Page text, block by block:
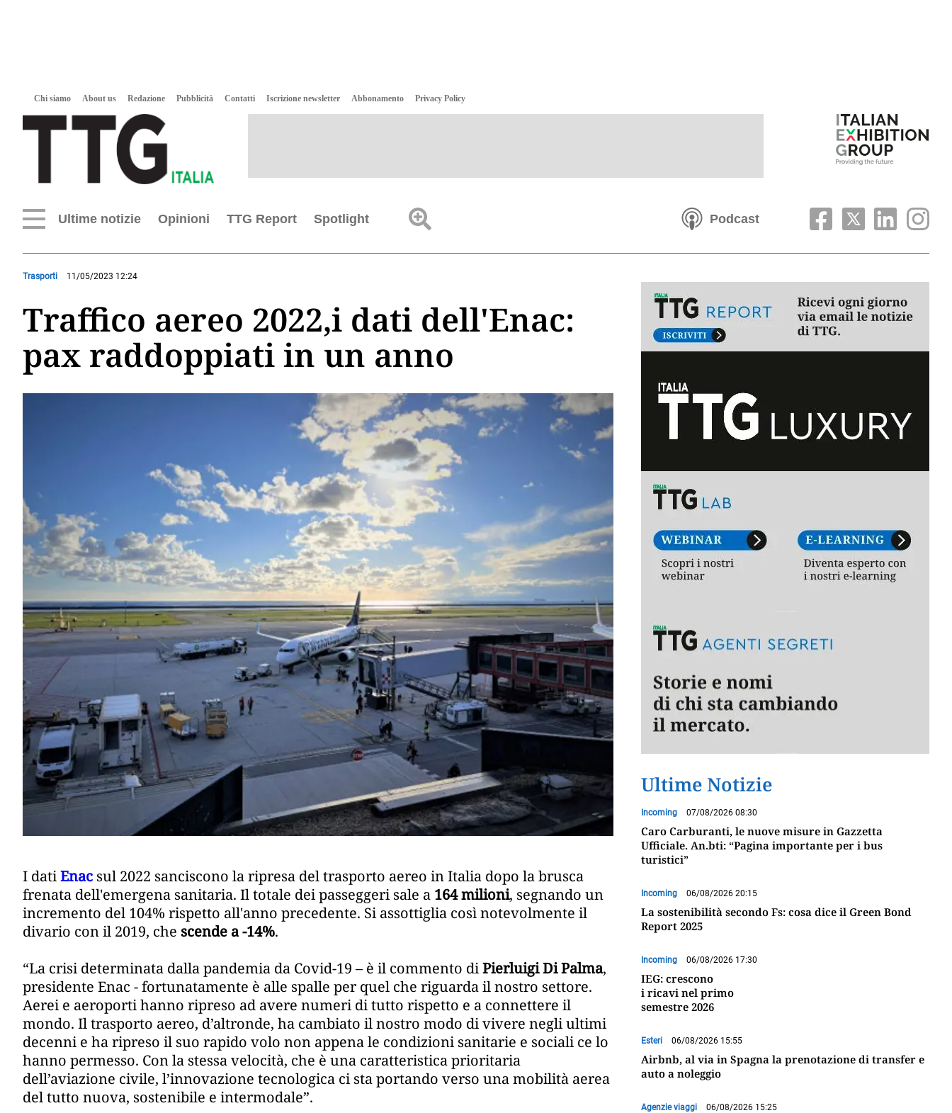
Chi siamo About us Redazione Pubblicità Contatti Iscrizione newsletter Abbonamento Privacy Policy
Ultime notizie Opinioni TTG Report Spotlight Podcast
Trasporti 11/05/2023 12:24
Traffico aereo 2022,i dati dell'Enac:
pax raddoppiati in un anno
I datiEnac sul 2022 sanciscono la ripresa del trasporto aereo in Italia dopo la brusca
frenata dell'emergena sanitaria. Il totale dei passeggeri sale a 164 milioni, segnando un
incremento del 104% rispetto all'anno precedente. Si assottiglia così notevolmente il
divario con il 2019, che scende a -14%.
“La crisi determinata dalla pandemia da Covid-19 – è il commento diPierluigi Di Palma,
presidente Enac - fortunatamente è alle spalle per quel che riguarda il nostro settore.
Aerei e aeroporti hanno ripreso ad avere numeri di tutto rispetto e a connettere il
mondo. Il trasporto aereo, d’altronde, ha cambiato il nostro modo di vivere negli ultimi
decenni e ha ripreso il suo rapido volo non appena le condizioni sanitarie e sociali ce lo
hanno permesso. Con la stessa velocità, che è una caratteristica prioritaria
dell’aviazione civile, l’innovazione tecnologica ci sta portando verso una mobilità aerea
del tutto nuova, sostenibile e intermodale”.
Ultime Notizie
Incoming 07/08/2026 08:30
Caro Carburanti, le nuove misure in Gazzetta
Ufficiale. An.bti: “Pagina importante per i bus
turistici”
Incoming 06/08/2026 20:15
La sostenibilità secondo Fs: cosa dice il Green Bond
Report 2025
Incoming 06/08/2026 17:30
IEG: crescono
i ricavi nel primo
semestre 2026
Esteri 06/08/2026 15:55
Airbnb, al via in Spagna la prenotazione di transfer e
auto a noleggio
Agenzie viaggi 06/08/2026 15:25